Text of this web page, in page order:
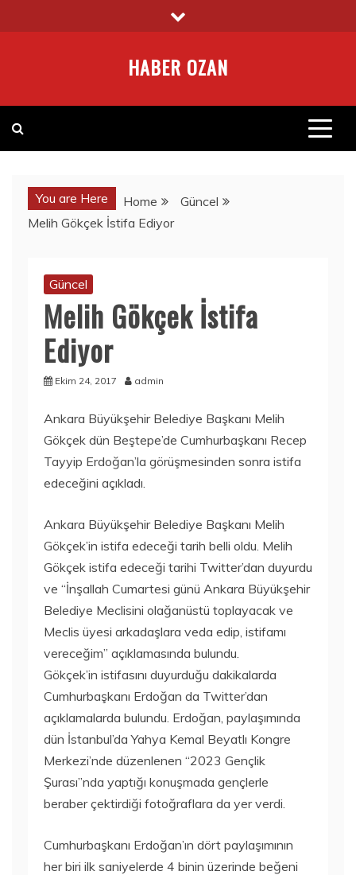
to
HABER OZAN
You are Here Home
Güncel
Melih Gökçek İstifa Ediyor
Güncel
Melih Gökçek İstifa
Ediyor
Ekim 24, 2017 admin
Ankara Büyükşehir Belediye Başkanı Melih
Gökçek dün Beştepe’de Cumhurbaşkanı Recep
Tayyip Erdoğan’la görüşmesinden sonra istifa
edeceğini açıkladı.
Ankara Büyükşehir Belediye Başkanı Melih
Gökçek’in istifa edeceği tarih belli oldu. Melih
Gökçek istifa edeceği tarihi Twitter’dan duyurdu
ve “İnşallah Cumartesi günü Ankara Büyükşehir
Belediye Meclisini olağanüstü toplayacak ve
Meclis üyesi arkadaşlara veda edip, istifamı
vereceğim” açıklamasında bulundu.
Gökçek’in istifasını duyurduğu dakikalarda
Cumhurbaşkanı Erdoğan da Twitter’dan
açıklamalarda bulundu. Erdoğan, paylaşımında
dün İstanbul’da Yahya Kemal Beyatlı Kongre
Merkezi’nde düzenlenen “2023 Gençlik
Şurası”nda yaptığı konuşmada gençlerle
beraber çektirdiği fotoğraflara da yer verdi.
Cumhurbaşkanı Erdoğan’ın dört paylaşımının
her biri ilk saniyelerde 4 binin üzerinde beğeni